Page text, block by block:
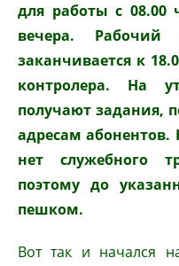
для работы с 08.00
вечера.
заканчивается к
контролера. На
получают задания,
адресам
нет служебного
поэтому до
пешком.
Вот так и начался